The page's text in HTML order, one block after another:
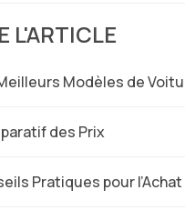
L'ARTICLE
Modèles de
des Prix
Pratiques pour l’Achat